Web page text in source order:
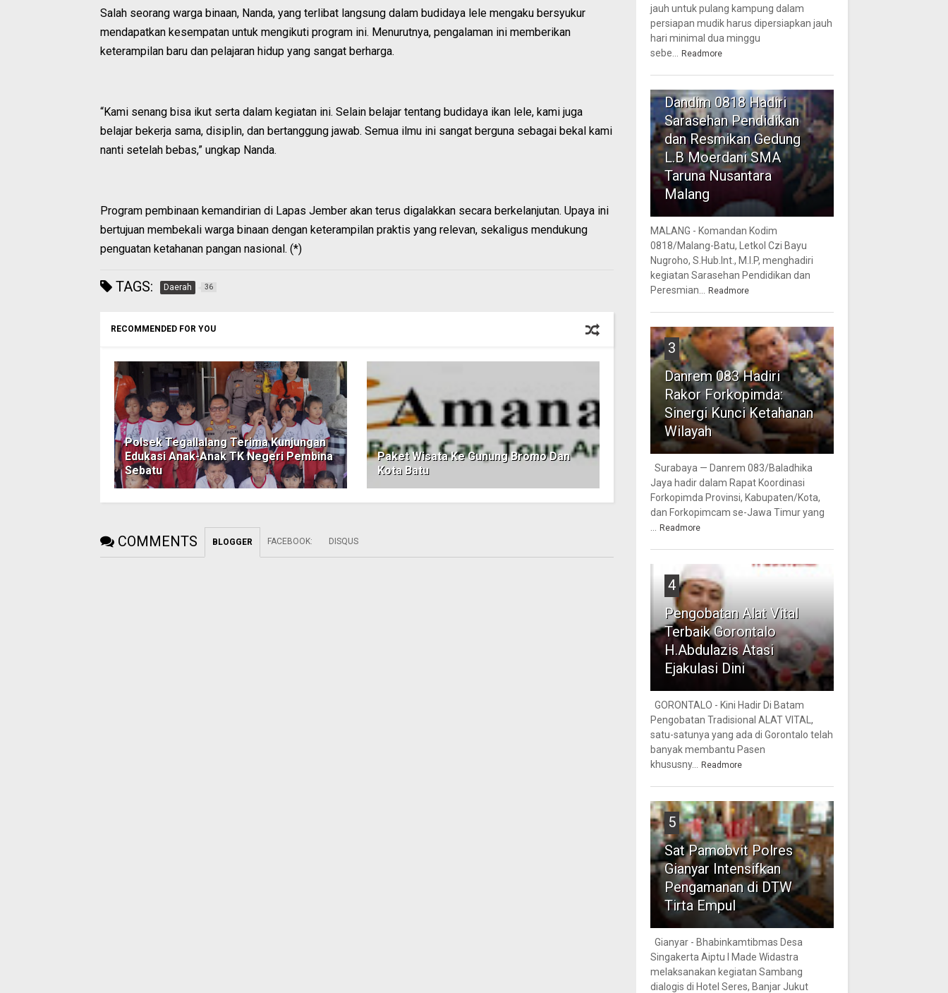
Salah seorang warga binaan, Nanda, yang terlibat langsung dalam budidaya lele mengaku bersyukur
mendapatkan kesempatan untuk mengikuti program ini. Menurutnya, pengalaman ini memberikan
keterampilan baru dan pelajaran hidup yang sangat berharga.
“Kami senang bisa ikut serta dalam kegiatan ini. Selain belajar tentang budidaya ikan lele, kami juga
belajar bekerja sama, disiplin, dan bertanggung jawab. Semua ilmu ini sangat berguna sebagai bekal kami
nanti setelah bebas,” ungkap Nanda.
Program pembinaan kemandirian di Lapas Jember akan terus digalakkan secara berkelanjutan. Upaya ini
bertujuan membekali warga binaan dengan keterampilan praktis yang relevan, sekaligus mendukung
penguatan ketahanan pangan nasional. (*)
TAGS: Daerah 36
RECOMMENDED FOR YOU
Polsek Tegallalang Terima Kunjungan
Edukasi Anak-Anak TK Negeri Pembina
Sebatu
Paket Wisata Ke Gunung Bromo Dan
Kota Batu
COMMENTS BLOGGER FACEBOOK: DISQUS
jauh untuk pulang kampung dalam
persiapan mudik harus dipersiapkan jauh
hari minimal dua minggu
sebe... Readmore
2
Dandim 0818 Hadiri
Sarasehan Pendidikan
dan Resmikan Gedung
L.B Moerdani SMA
Taruna Nusantara
Malang
MALANG - Komandan Kodim
0818/Malang-Batu, Letkol Czi Bayu
Nugroho, S.Hub.Int., M.I.P, menghadiri
kegiatan Sarasehan Pendidikan dan
Peresmian... Readmore
3
Danrem 083 Hadiri
Rakor Forkopimda:
Sinergi Kunci Ketahanan
Wilayah
Surabaya — Danrem 083/Baladhika
Jaya hadir dalam Rapat Koordinasi
Forkopimda Provinsi, Kabupaten/Kota,
dan Forkopimcam se-Jawa Timur yang
... Readmore
4
Pengobatan Alat Vital
Terbaik Gorontalo
H.Abdulazis Atasi
Ejakulasi Dini
GORONTALO - Kini Hadir Di Batam
Pengobatan Tradisional ALAT VITAL,
satu-satunya yang ada di Gorontalo telah
banyak membantu Pasen
khususny... Readmore
5
Sat Pamobvit Polres
Gianyar Intensifkan
Pengamanan di DTW
Tirta Empul
Gianyar - Bhabinkamtibmas Desa
Singakerta Aiptu I Made Widastra
melaksanakan kegiatan Sambang
dialogis di Hotel Seres, Banjar Jukut